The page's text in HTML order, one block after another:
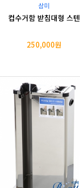
삼미
컵수거함 받침대형 스텐
250,000원